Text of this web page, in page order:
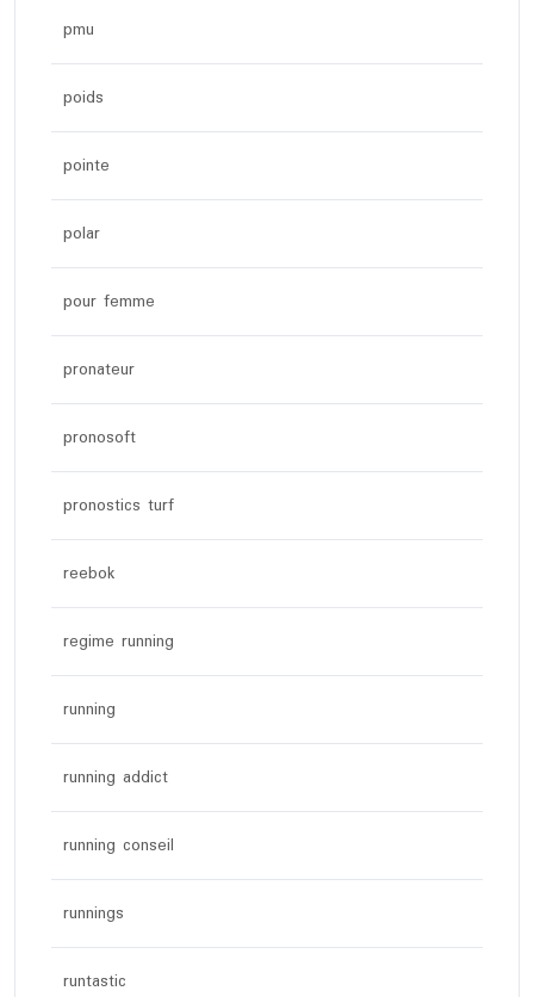
pmu
poids
pointe
polar
pour femme
pronateur
pronosoft
pronostics turf
reebok
regime running
running
running addict
running conseil
runnings
runtastic